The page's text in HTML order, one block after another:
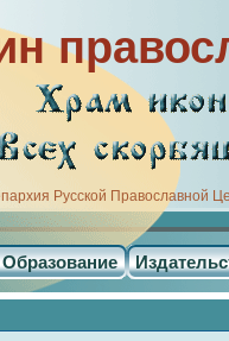
Русской Православной
Образование